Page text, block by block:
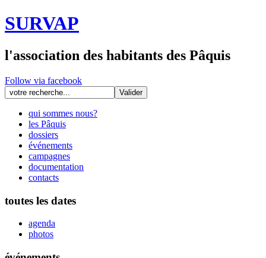
SURVAP
l'association des habitants des Pâquis
Follow via facebook
qui sommes nous?
les Pâquis
dossiers
événements
campagnes
documentation
contacts
toutes les dates
agenda
photos